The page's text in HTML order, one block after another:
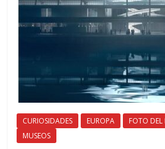
CURIOSIDADES EUROPA FOTO DEL
MUSEOS